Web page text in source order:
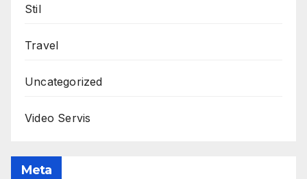
Stil
Travel
Uncategorized
Video Servis
Meta